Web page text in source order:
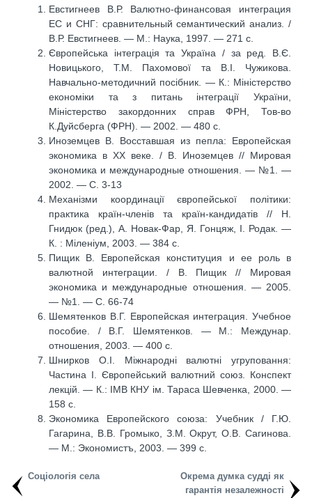
Евстигнеев В.Р. Валютно-финансовая интеграция
ЕС и СНГ: сравнительный семантический анализ. /
В.Р. Евстигнеев. — М.: Наука, 1997. — 271 с.
Європейська інтеграція та Україна / за ред. В.Є.
Новицького, Т.М. Пахомової та В.І. Чужикова.
Навчально-методичний посібник. — К.: Міністерство
економіки та з питань інтеграції України,
Міністерство закордонних справ ФРН, Тов-во
К.Дуйсберга (ФРН). — 2002. — 480 с.
Иноземцев В. Восставшая из пепла: Европейская
экономика в ХХ веке. / В. Иноземцев // Мировая
экономика и международные отношения. — №1. —
2002. — С. 3-13
Механізми координації європейської політики:
практика країн-членів та країн-кандидатів // Н.
Гнидюк (ред.), А. Новак-Фар, Я. Гонцяж, І. Родак. —
К. : Міленіум, 2003. — 384 с.
Пищик В. Европейская конституция и ее роль в
валютной интеграции. / В. Пищик // Мировая
экономика и международные отношения. — 2005.
— №1. — С. 66-74
Шемятенков В.Г. Европейская интеграция. Учебное
пособие. / В.Г. Шемятенков. — М.: Междунар.
отношения, 2003. — 400 с.
Шнирков О.І. Міжнародні валютні угруповання:
Частина І. Європейський валютний союз. Конспект
лекцій. — К.: ІМВ КНУ ім. Тараса Шевченка, 2000. —
158 с.
Экономика Европейского союза: Учебник / Г.Ю.
Гагарина, В.В. Громыко, З.М. Окрут, О.В. Сагинова.
— М.: Экономистъ, 2003. — 399 с.
Соціологія села
Окрема думка судді як
гарантія незалежності